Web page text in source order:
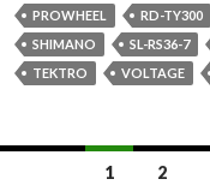
PROWHEEL
RD-TY300
SHIMANO
SL-RS36-7
TEKTRO
VOLTAGE
1 2